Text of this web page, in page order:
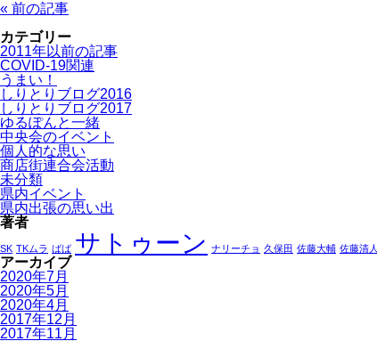
« 前の記事
カテゴリー
2011年以前の記事
COVID-19関連
うまい！
しりとりブログ2016
しりとりブログ2017
ゆるぽんと一緒
中央会のイベント
個人的な思い
商店街連合会活動
未分類
県内イベント
県内出張の思い出
著者
SK TKムラ ばば サトゥーン ナリーチョ 久保田 佐藤大輔 佐藤清人
アーカイブ
2020年7月
2020年5月
2020年4月
2017年12月
2017年11月